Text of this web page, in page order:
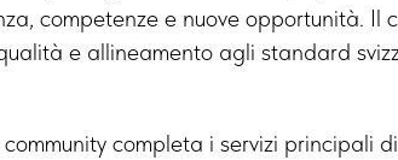
competenze e nuove opportunità. Il
e allineamento agli standard
community completa i servizi principali